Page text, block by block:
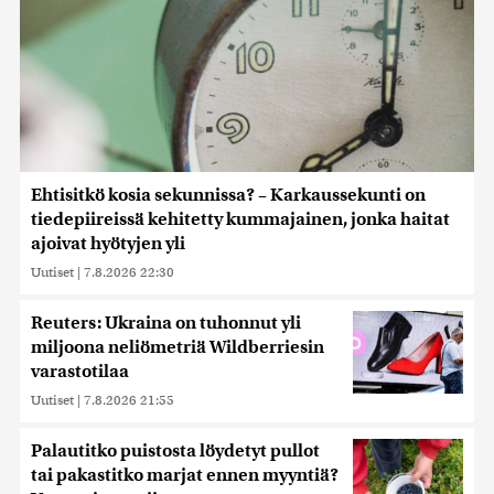
Ehtisitkö kosia sekunnissa? – Karkaussekunti on
tiedepiireissä kehitetty kummajainen, jonka haitat
ajoivat hyötyjen yli
Uutiset | 7.8.2026 22:30
Reuters: Ukraina on tuhonnut yli
miljoona neliömetriä Wildberriesin
varastotilaa
Uutiset | 7.8.2026 21:55
Palautitko puistosta löydetyt pullot
tai pakastitko marjat ennen myyntiä?